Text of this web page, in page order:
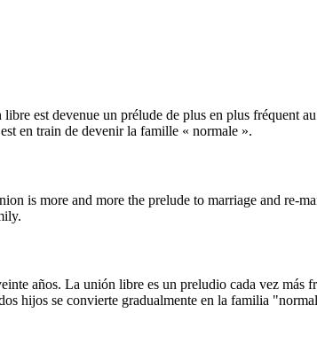
est devenue un prélude de plus en plus fréquent
en train de devenir la famille « normale ».
is more and more the prelude to marriage and re-
años. La unión libre es un preludio cada vez más
hijos se convierte gradualmente en la familia